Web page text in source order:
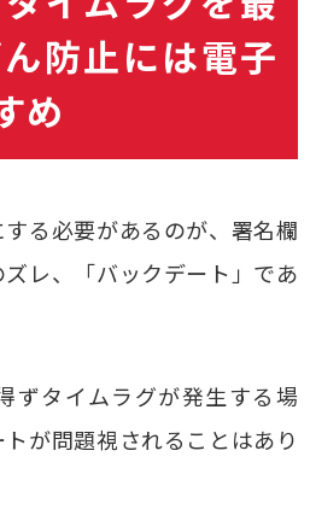
防止には電子
め
る必要があるのが、署名欄
レ、「バックデート」であ
ずタイムラグが発生する場
が問題視されることはあり